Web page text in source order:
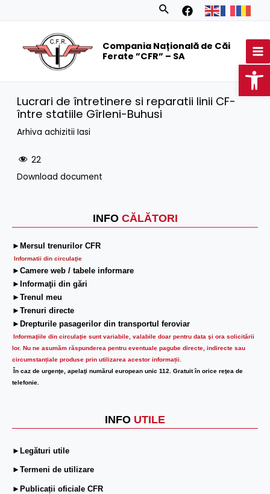
Search
Compania Națională de Căi
Ferate ”CFR” – SA
INFO CĂLĂTORI
►Mersul trenurilor CFR
Informatii din circulaţie
►Camere web / tabele informare
►Informaţii din gări
►Trenul meu
►Trenuri directe
►Drepturile pasagerilor din transportul feroviar
Informaţiile din circulaţie sunt variabile, valabile doar pentru data şi ora solicitării
lor. Nu ne asumăm răspunderea pentru eventuale pagube directe, indirecte sau
circumstanțiale produse prin utilizarea acestor informații.
În caz de urgenţe, apelaţi numărul european unic 112. Gratuit în orice reţea de
telefonie.
INFO UTILE
►Legături utile
►Termeni de utilizare
►Publicații oficiale CFR
Lucrari de întretinere si reparatii linii CF-
între statiile Gîrleni-Buhusi
Arhiva achizitii Iasi
22
Download document